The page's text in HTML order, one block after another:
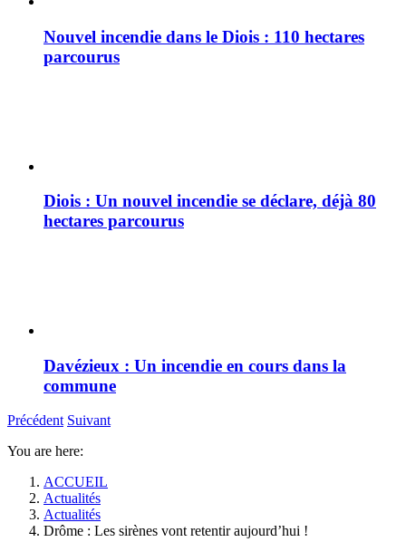
Nouvel incendie dans le Diois : 110 hectares
parcourus
Diois : Un nouvel incendie se déclare, déjà 80
hectares parcourus
Davézieux : Un incendie en cours dans la
commune
Précédent Suivant
You are here:
ACCUEIL
Actualités
Actualités
Drôme : Les sirènes vont retentir aujourd’hui !